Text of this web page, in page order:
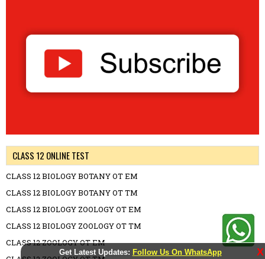
Get Latest Updates: Follow Us On WhatsApp X
CLASS 12 ONLINE TEST
CLASS 12 BIOLOGY BOTANY OT EM
CLASS 12 BIOLOGY BOTANY OT TM
CLASS 12 BIOLOGY ZOOLOGY OT EM
CLASS 12 BIOLOGY ZOOLOGY OT TM
CLASS 12 ZOOLOGY OT EM